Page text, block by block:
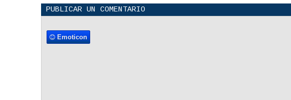
PUBLICAR UN COMENTARIO
Emoticon